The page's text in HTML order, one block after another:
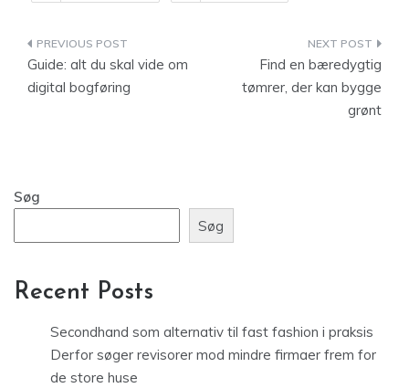
Indlægsnavigation
Guide: alt du skal vide om
digital bogføring
Find en bæredygtig
tømrer, der kan bygge
grønt
Søg
Søg
Recent Posts
Secondhand som alternativ til fast fashion i praksis
Derfor søger revisorer mod mindre firmaer frem for
de store huse